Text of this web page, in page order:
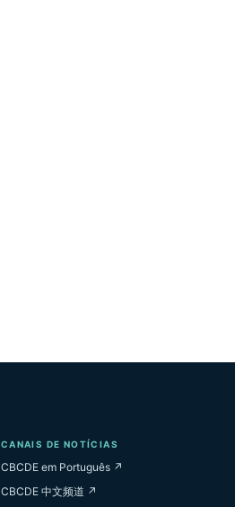
CANAIS DE NOTÍCIAS
CBCDE em Português ↗
CBCDE 中文频道 ↗